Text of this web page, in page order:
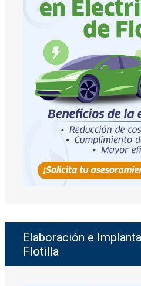
Elaboración e
Flotilla